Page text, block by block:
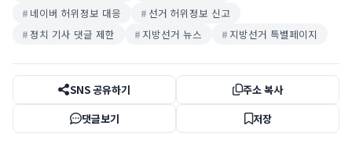
네이버 허위정보 대응
선거 허위정보 신고
정치 기사 댓글 제한
지방선거 뉴스 지방선거 특별페이지
SNS 공유하기
주소 복사
댓글보기
저장